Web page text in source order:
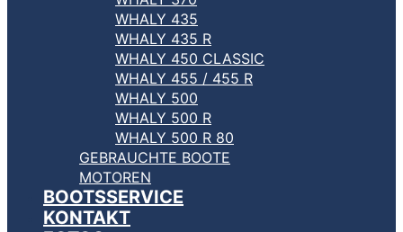
WHALY 435
WHALY 435 R
WHALY 450 CLASSIC
WHALY 455 / 455 R
WHALY 500
WHALY 500 R
WHALY 500 R 80
GEBRAUCHTE BOOTE
MOTOREN
BOOTSSERVICE
KONTAKT